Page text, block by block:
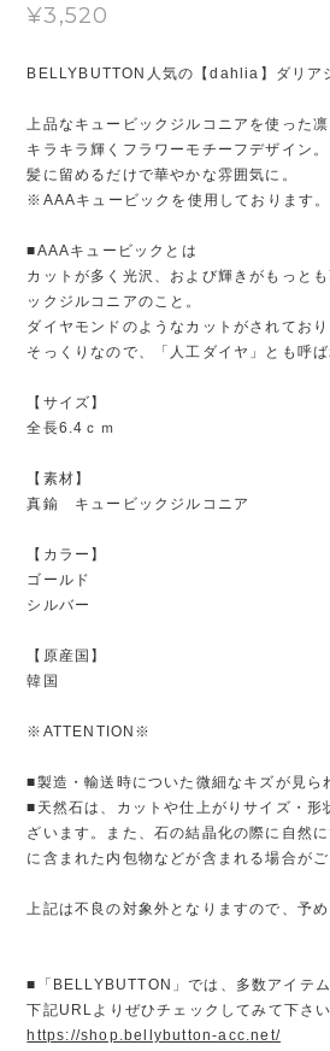
¥3,520
BELLYBUTTON人気の【dahlia】ダリア
上品なキュービックジルコニアを使った凛
キラキラ輝くフラワーモチーフデザイン。
髪に留めるだけで華やかな雰囲気に。
※AAAキュービックを使用しております。
■AAAキュービックとは
カットが多く光沢、および輝きがもっと
ックジルコニアのこと。
ダイヤモンドのようなカットがされてお
そっくりなので、「人工ダイヤ」とも呼ば
【サイズ】
全長6.4ｃｍ
【素材】
真鍮 キュービックジルコニア
【カラー】
ゴールド
シルバー
【原産国】
韓国
※ATTENTION※
■製造・輸送時についた微細なキズが見ら
■天然石は、カットや仕上がりサイズ・形
ざいます。また、石の結晶化の際に自然
に含まれた内包物などが含まれる場合がご
上記は不良の対象外となりますので、予め
■「BELLYBUTTON」では、多数アイテ
下記URLよりぜひチェックしてみて下さ
https://shop.bellybutton-acc.net/